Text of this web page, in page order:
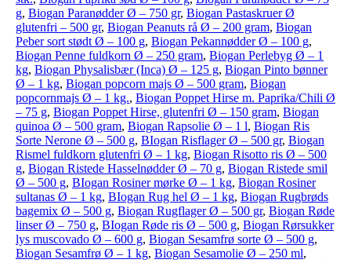
g, Biogan Paranødder Ø – 750 gr, Biogan Pastaskruer Ø
glutenfri – 500 gr, Biogan Peanuts rå Ø – 200 gram, Biogan
Peber sort stødt Ø – 100 g, Biogan Pekannødder Ø – 100 g,
Biogan Penne fuldkorn Ø – 250 gram, Biogan Perlebyg Ø – 1
kg, Biogan Physalisbær (Inca) Ø – 125 g, Biogan Pinto bønner
Ø – 1 kg, Biogan popcorn majs Ø – 500 gram, Biogan
popcornmajs Ø – 1 kg., Biogan Poppet Hirse m. Paprika/Chili Ø
– 75 g, Biogan Poppet Hirse, glutenfri Ø – 150 gram, Biogan
quinoa Ø – 500 gram, Biogan Rapsolie Ø – 1 l, Biogan Ris
Sorte Nerone Ø – 500 g, BIogan Risflager Ø – 500 gr, Biogan
Rismel fuldkorn glutenfri Ø – 1 kg, Biogan Risotto ris Ø – 500
g, Biogan Ristede Hasselnødder Ø – 70 g, Biogan Ristede smil
Ø – 500 g, BIogan Rosiner mørke Ø – 1 kg, Biogan Rosiner
sultanas Ø – 1 kg, BIogan Rug hel Ø – 1 kg, Biogan Rugbrøds
bagemix Ø – 500 g, Biogan Rugflager Ø – 500 gr, Biogan Røde
linser Ø – 750 g, BIogan Røde ris Ø – 500 g, Biogan Rørsukker
lys muscovado Ø – 600 g, Biogan Sesamfrø sorte Ø – 500 g,
Biogan Sesamfrø Ø – 1 kg, Biogan Sesamolie Ø – 250 ml,